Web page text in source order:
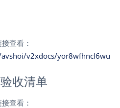
查看：
v2xdocs/yor8wfhncl6wu
收清单
查看：